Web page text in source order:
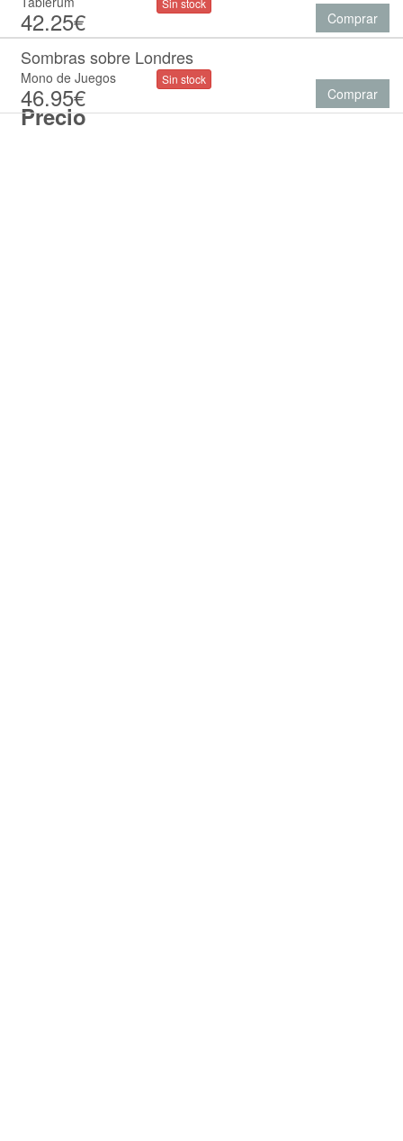
Precio
42.25€
Sin stock
Comprar
Sombras sobre Londres
Mono de Juegos
46.95€
Sin stock
Comprar